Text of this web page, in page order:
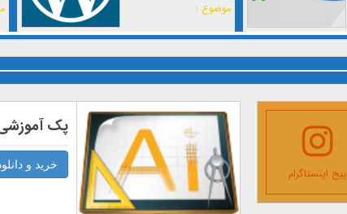
موضوع :
پک
خرید و
پیج اینستاگرام